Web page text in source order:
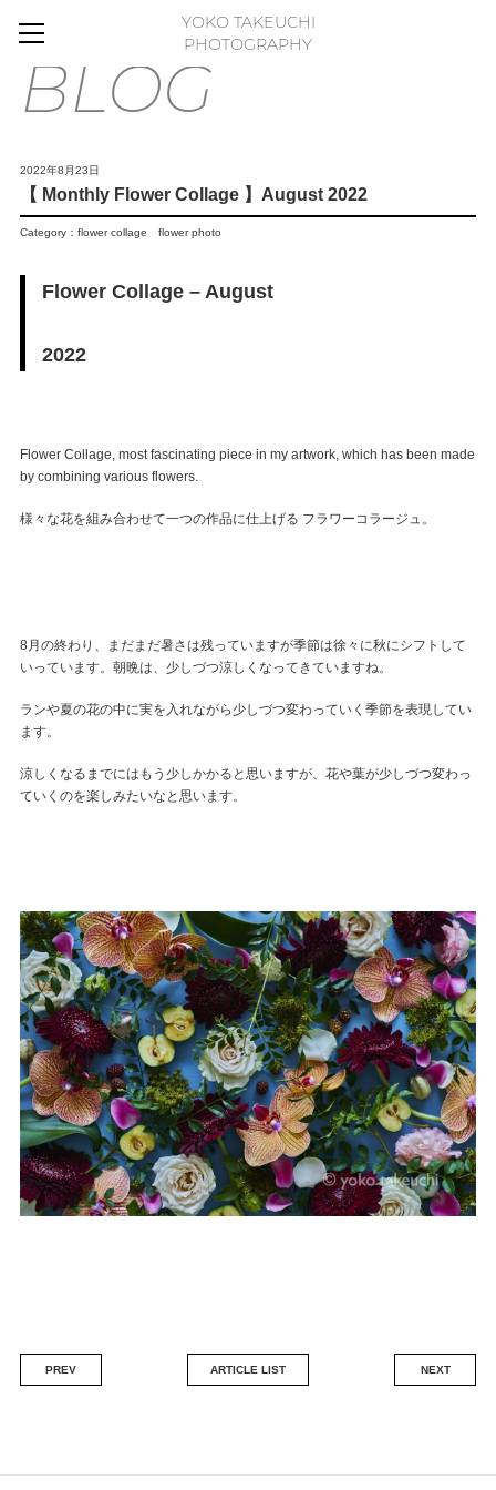
HOME
BLOG
MOVIE
WORKS
GALLERY
FLOWER PHOTO ESSAY
ABOUT
CONTACT
FLOWER ART PANEL
ENGLISH
YOKO TAKEUCHI
PHOTOGRAPHY
BLOG
2022年8月23日
【 Monthly Flower Collage 】August 2022
Category： flower collage flower photo
Flower Collage – August
2022
Flower Collage, most fascinating piece in my artwork, which has been made
by combining various flowers.
様々な花を組み合わせて一つの作品に仕上げる フラワーコラージュ。
8月の終わり、まだまだ暑さは残っていますが季節は徐々に秋にシフトして
いっています。朝晩は、少しづつ涼しくなってきていますね。
ランや夏の花の中に実を入れながら少しづつ変わっていく季節を表現してい
ます。
涼しくなるまでにはもう少しかかると思いますが、花や葉が少しづつ変わっ
ていくのを楽しみたいなと思います。
PREV ARTICLE LIST NEXT